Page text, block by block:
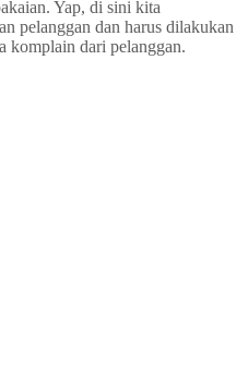
Yap, di sini kita
pelanggan dan harus dilakukan
komplain dari pelanggan.